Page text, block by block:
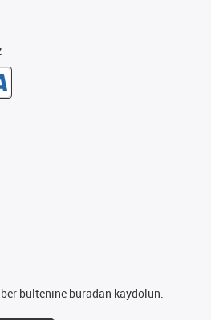
bültenine buradan kaydolun.